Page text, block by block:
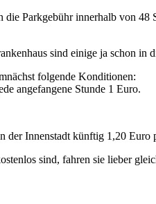
die Parkgebühr innerhalb von 48
sind einige ja schon in
folgende Konditionen:
angefangene Stunde 1 Euro.
der Innenstadt künftig 1,20
sind, fahren sie lieber